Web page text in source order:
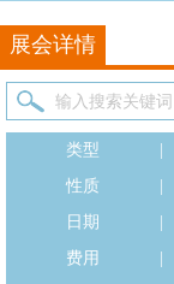
展会详情
类型
性质
日期
费用